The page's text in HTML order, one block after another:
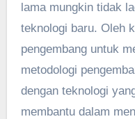
lama mungkin tidak
teknologi baru. Oleh
pengembang untuk
metodologi
dengan teknologi
membantu dalam